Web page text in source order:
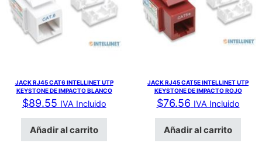
JACK RJ45 CAT6 INTELLINET UTP
KEYSTONE DE IMPACTO BLANCO
$89.55 IVA Incluido
Añadir al carrito
JACK RJ45 CAT5E INTELLINET UTP
KEYSTONE DE IMPACTO ROJO
$76.56 IVA Incluido
Añadir al carrito